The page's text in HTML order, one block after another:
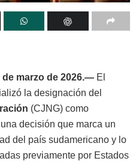
de marzo de 2026.— El
la designación del
(CJNG) como
decisión que marca un
del país sudamericano y lo
previamente por Estados